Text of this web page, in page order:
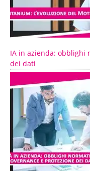
IA in azienda: obblighi
dei dati